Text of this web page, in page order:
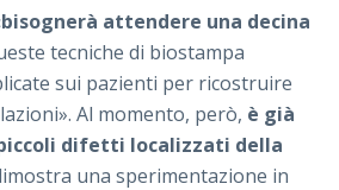
attendere una decina
tecniche di biostampa
sui pazienti per ricostruire
Al momento, però, è già
difetti localizzati della
una sperimentazione in